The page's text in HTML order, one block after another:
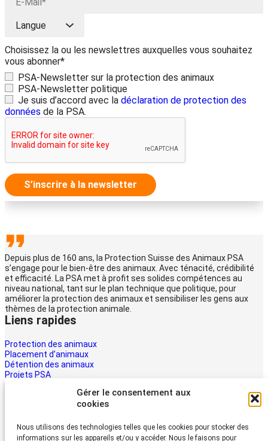
Gérer le consentement aux
cookies
Nous utilisons des technologies telles que les cookies pour stocker des
informations sur les appareils et/ou y accéder. Nous le faisons pour
Choisissez la ou les newslettres auxquelles vous souhaitez
vous abonner*
PSA-Newsletter sur la protection des animaux
PSA-Newsletter politique
Je suis d’accord avec la déclaration de protection des
données de la PSA.
S’inscrire à la newsletter
Depuis plus de 160 ans, la Protection Suisse des Animaux PSA
s’engage pour le bien-être des animaux. Avec ténacité, crédibilité
et efficacité. La PSA met à profit ses solides compétences au
niveau national, tant sur le plan technique que politique, pour
améliorer la protection des animaux et sensibiliser les gens aux
thèmes de la protection animale.
Liens rapides
Protection des animaux
Placement d’animaux
Détention des animaux
Projets PSA